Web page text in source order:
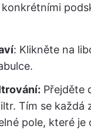
: Klikněte na
Přejděte
Tím se každá
pole, které je